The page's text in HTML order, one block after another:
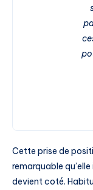
Cette prise de
remarquable
devient coté.